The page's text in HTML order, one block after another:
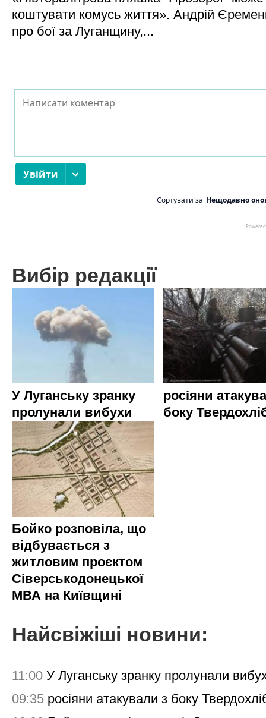
коштувати комусь життя». Андрій
про бої за Луганщину,...
Вибір редакції
У Луганську зранку
пролунали вибухи
росіяни
боку
Бойко розповіла, що
відбувається з
житловим проєктом
Сіверськодонецької
МВА на Київщині
Найсвіжіші новини:
11:00 У Луганську зранку пролунали
09:35 росіяни атакували з боку